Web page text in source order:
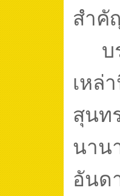
สำคั
บ
เหล่
สุนท
นาน
อันด